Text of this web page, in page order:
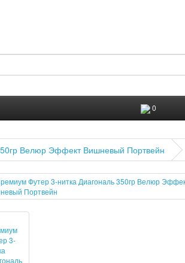
0
Велюр Эффект Вишневый Портвейн